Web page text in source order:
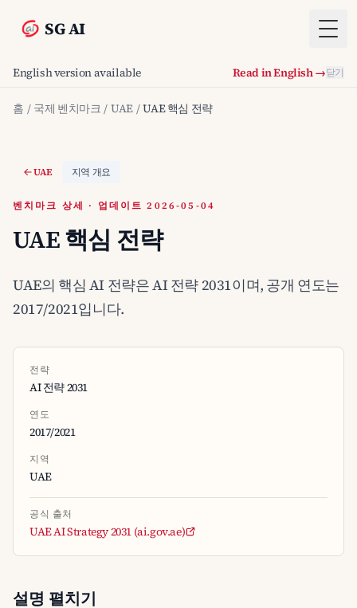
SG AI
English version available Read in English →닫기
홈 / 국제 벤치마크 / UAE / UAE 핵심 전략
UAE 지역 개요
벤치마크 상세 · 업데이트 2026-05-04
UAE 핵심 전략
UAE의 핵심 AI 전략은 AI 전략 2031이며, 공개 연도는
2017/2021입니다.
전략
AI 전략 2031
연도
2017/2021
지역
UAE
공식 출처
UAE AI Strategy 2031 (ai.gov.ae)
설명 펼치기